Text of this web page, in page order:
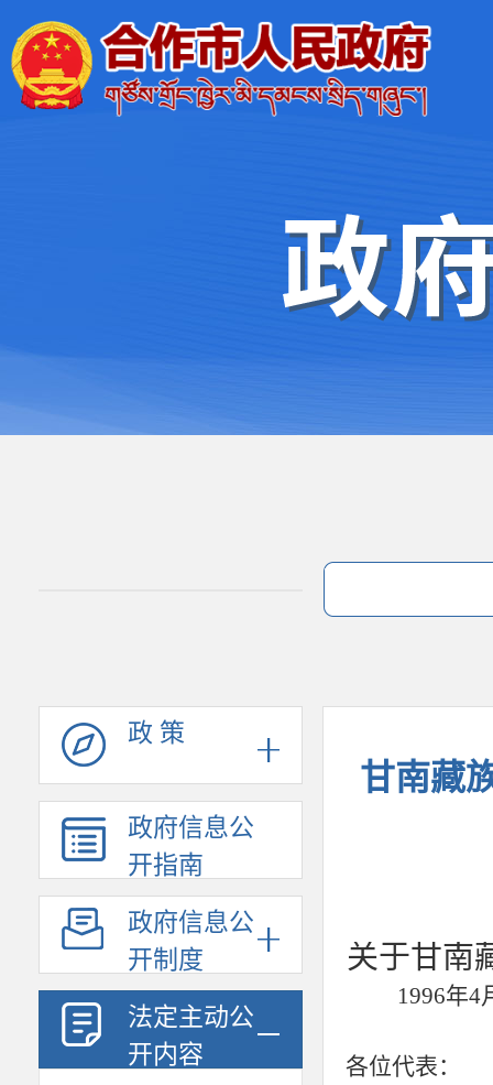
政 策
政府信息公
开指南
政府信息公
开制度
法定主动公
开内容
甘南藏
关于甘南
1996年4
各位代表：